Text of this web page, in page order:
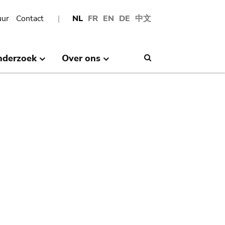
NL FR EN DE 中文
Contact
Over ons